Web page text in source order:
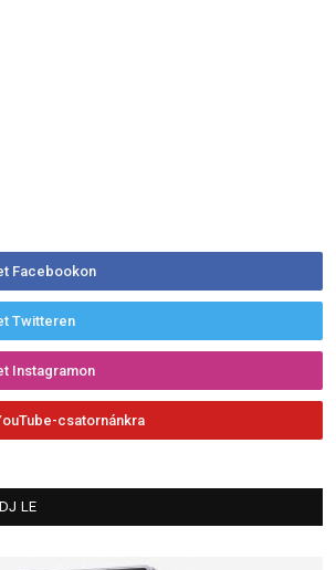
Facebookon
Twitteren
Instagramon
csatornánkra
LE